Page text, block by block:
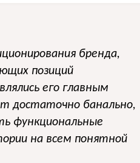
бренда,
позиций
его главным
достаточно банально,
функциональные
на всем понятной